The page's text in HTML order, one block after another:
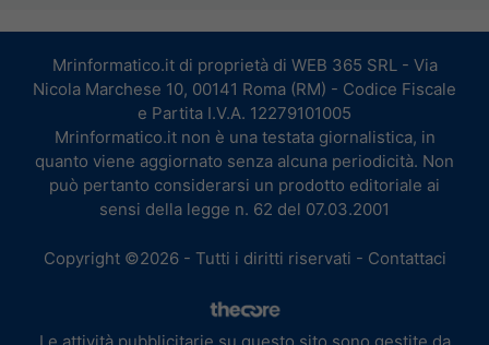
Mrinformatico.it di proprietà di WEB 365 SRL - Via
Nicola Marchese 10, 00141 Roma (RM) - Codice Fiscale
e Partita I.V.A. 12279101005
Mrinformatico.it non è una testata giornalistica, in
quanto viene aggiornato senza alcuna periodicità. Non
può pertanto considerarsi un prodotto editoriale ai
sensi della legge n. 62 del 07.03.2001
Copyright ©2026 - Tutti i diritti riservati - Contattaci